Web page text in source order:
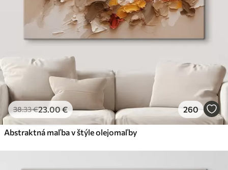
38.33€23.00€ 260
Abstraktná maľba v štýle olejomaľby